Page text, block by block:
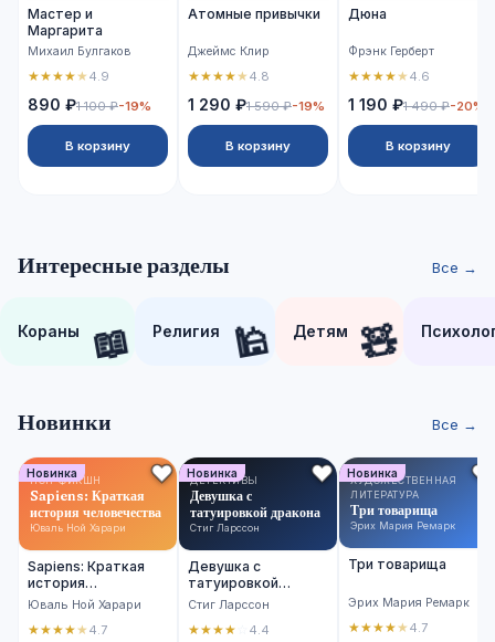
Мастер и
Маргарита
Михаил Булгаков
★★★★★4.9
890 ₽1 100 ₽-19%
В корзину
Атомные привычки
Джеймс Клир
★★★★★4.8
1 290 ₽1 590 ₽-19%
В корзину
Дюна
Фрэнк Герберт
★★★★★4.6
1 190 ₽1 490 ₽-20%
В корзину
Интересные разделы Все →
Кораны 📖 Религия 🕌 Детям 🧸
Новинки Все →
Новинка
НОН-ФИКШН
Sapiens: Краткая
история человечества
Юваль Ной Харари
Sapiens: Краткая
история
человечества
Юваль Ной Харари
★★★★★4.7
Новинка
ДЕТЕКТИВЫ
Девушка с
татуировкой дракона
Стиг Ларссон
Девушка с
татуировкой
дракона
Стиг Ларссон
★★★★ 4.4
Новинка
ХУДОЖЕСТВЕННАЯ
ЛИТЕРАТУРА
Три товарища
Эрих Мария Ремарк
Три товарища
Эрих Мария Ремарк
★★★★★4.7